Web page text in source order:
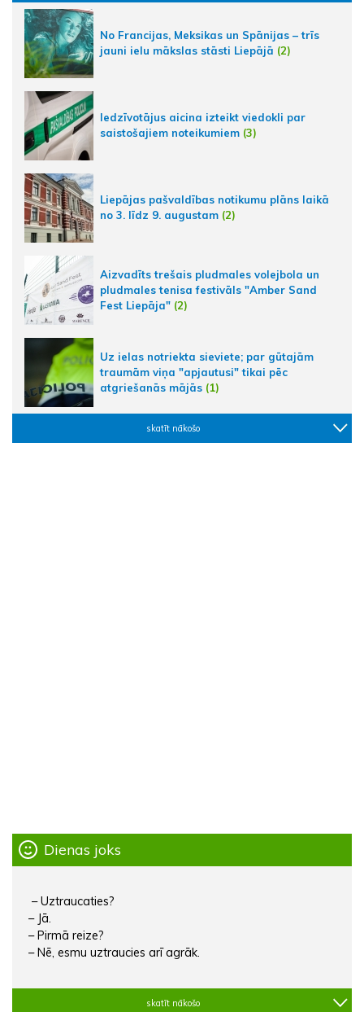
No Francijas, Meksikas un Spānijas – trīs
jauni ielu mākslas stāsti Liepājā (2)
Iedzīvotājus aicina izteikt viedokli par
saistošajiem noteikumiem (3)
Liepājas pašvaldības notikumu plāns laikā
no 3. līdz 9. augustam (2)
Aizvadīts trešais pludmales volejbola un
pludmales tenisa festivāls "Amber Sand
Fest Liepāja" (2)
Uz ielas notriekta sieviete; par gūtajām
traumām viņa "apjautusi" tikai pēc
atgriešanās mājās (1)
skatīt nākošo
Dienas joks
– Uztraucaties?
– Jā.
– Pirmā reize?
– Nē, esmu uztraucies arī agrāk.
skatīt nākošo